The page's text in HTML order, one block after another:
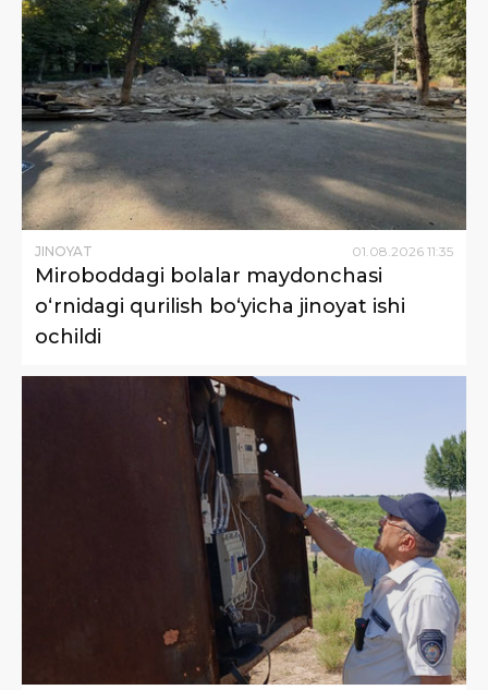
JINOYAT 01.08.2026 11:35
Miroboddagi bolalar maydonchasi
o‘rnidagi qurilish bo‘yicha jinoyat ishi
ochildi